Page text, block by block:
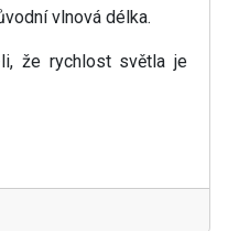
vlnová délka.
že rychlost světla je